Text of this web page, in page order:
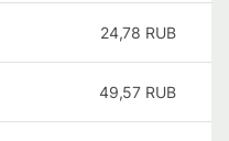
24,78 RUB
49,57 RUB